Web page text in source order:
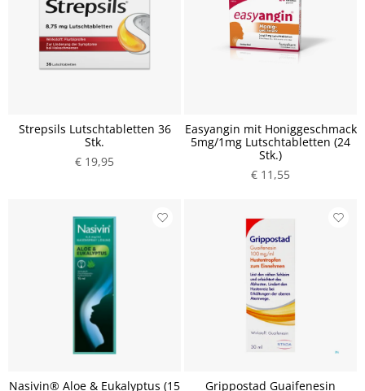
Strepsils Lutschtabletten 36
Stk.
€ 19,95
Easyangin mit Honiggeschmack
5mg/1mg Lutschtabletten (24
Stk.)
€ 11,55
Nasivin® Aloe & Eukalyptus (15 Grippostad Guaifenesin